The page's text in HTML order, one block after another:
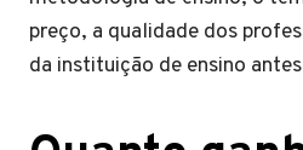
preço, a qualidade dos
da instituição de ensino